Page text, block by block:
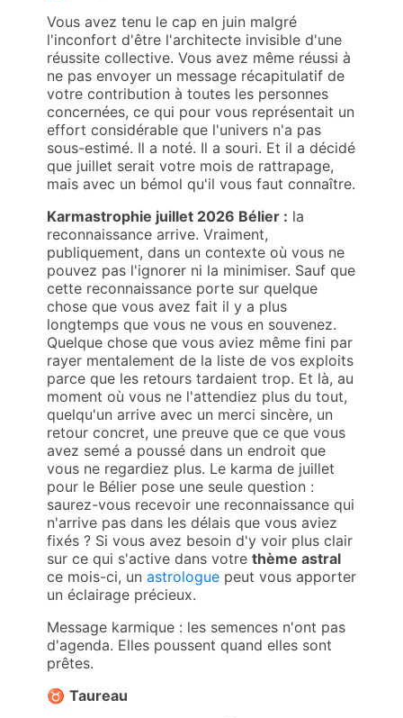
Vous avez tenu le cap en juin malgré
l'inconfort d'être l'architecte invisible d'une
réussite collective. Vous avez même réussi à
ne pas envoyer un message récapitulatif de
votre contribution à toutes les personnes
concernées, ce qui pour vous représentait un
effort considérable que l'univers n'a pas
sous-estimé. Il a noté. Il a souri. Et il a décidé
que juillet serait votre mois de rattrapage,
mais avec un bémol qu'il vous faut connaître.
Karmastrophie juillet 2026 Bélier : la
reconnaissance arrive. Vraiment,
publiquement, dans un contexte où vous ne
pouvez pas l'ignorer ni la minimiser. Sauf que
cette reconnaissance porte sur quelque
chose que vous avez fait il y a plus
longtemps que vous ne vous en souvenez.
Quelque chose que vous aviez même fini par
rayer mentalement de la liste de vos exploits
parce que les retours tardaient trop. Et là, au
moment où vous ne l'attendiez plus du tout,
quelqu'un arrive avec un merci sincère, un
retour concret, une preuve que ce que vous
avez semé a poussé dans un endroit que
vous ne regardiez plus. Le karma de juillet
pour le Bélier pose une seule question :
saurez-vous recevoir une reconnaissance qui
n'arrive pas dans les délais que vous aviez
fixés ? Si vous avez besoin d'y voir plus clair
sur ce qui s'active dans votre thème astral
ce mois-ci, un astrologue peut vous apporter
un éclairage précieux.
Message karmique : les semences n'ont pas
d'agenda. Elles poussent quand elles sont
prêtes.
♉ Taureau